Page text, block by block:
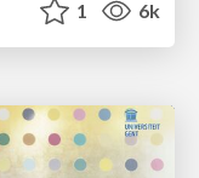
1 6k